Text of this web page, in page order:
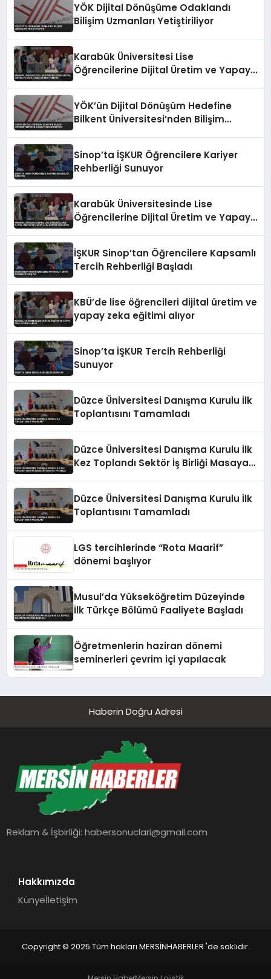
YÖK Dijital Dönüşüme Odaklandı
Bilişim Uzmanları Yetiştiriliyor
Karabük Üniversitesi Lise
Öğrencilerine Dijital Üretim ve Yapay
YÖK’ün Dijital Dönüşüm Hedefine
Bilkent Üniversitesi’nden Bilişim
Sinop’ta İŞKUR Öğrencilere Kariyer
Rehberliği Sunuyor
Karabük Üniversitesinde Lise
Öğrencilerine Dijital Üretim ve Yapay
İŞKUR Sinop’tan Öğrencilere Kapsamlı
Tercih Rehberliği Başladı
KBÜ’de lise öğrencileri dijital üretim ve
yapay zeka eğitimi alıyor
Sinop’ta İŞKUR Tercih Rehberliği
Sunuyor
Düzce Üniversitesi Danışma Kurulu İlk
Toplantısını Tamamladı
Düzce Üniversitesi Danışma Kurulu İlk
Kez Toplandı Sektör İş Birliği Masaya
Düzce Üniversitesi Danışma Kurulu İlk
Toplantısını Tamamladı
LGS tercihlerinde “Rota Maarif”
dönemi başlıyor
Musul’da Yükseköğretim Düzeyinde
İlk Türkçe Bölümü Faaliyete Başladı
Öğretmenlerin haziran dönemi
seminerleri çevrim içi yapılacak
Haberin Doğru Adresi
Reklam & İşbirliği:habersonuclari@gmail.com
Hakkımızda
Künyeİletişim
Copyright © 2025 Tüm hakları MERSİNHABERLER 'de saklıdır.